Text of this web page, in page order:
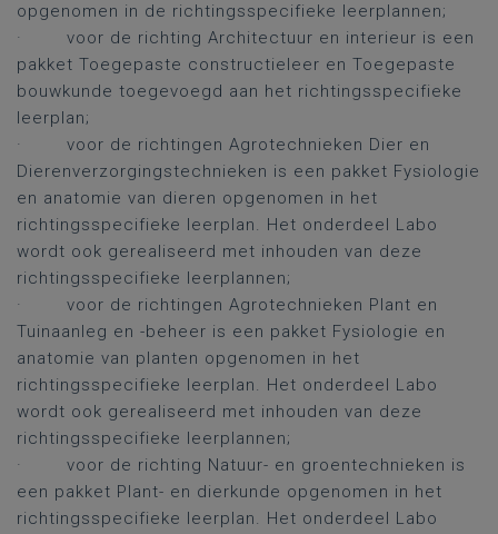
opgenomen in de richtingsspecifieke leerplannen;
·
voor de richting Architectuur en interieur is een
pakket Toegepaste constructieleer en Toegepaste
bouwkunde toegevoegd aan het richtingsspecifieke
leerplan;
·
voor de richtingen Agrotechnieken Dier en
Dierenverzorgingstechnieken is een pakket Fysiologie
en anatomie van dieren opgenomen in het
richtingsspecifieke leerplan. Het onderdeel Labo
wordt ook gerealiseerd met inhouden van deze
richtingsspecifieke leerplannen;
·
voor de richtingen Agrotechnieken Plant en
Tuinaanleg en -beheer is een pakket Fysiologie en
anatomie van planten opgenomen in het
richtingsspecifieke leerplan. Het onderdeel Labo
wordt ook gerealiseerd met inhouden van deze
richtingsspecifieke leerplannen;
·
voor de richting Natuur- en groentechnieken is
een pakket Plant- en dierkunde opgenomen in het
richtingsspecifieke leerplan. Het onderdeel Labo